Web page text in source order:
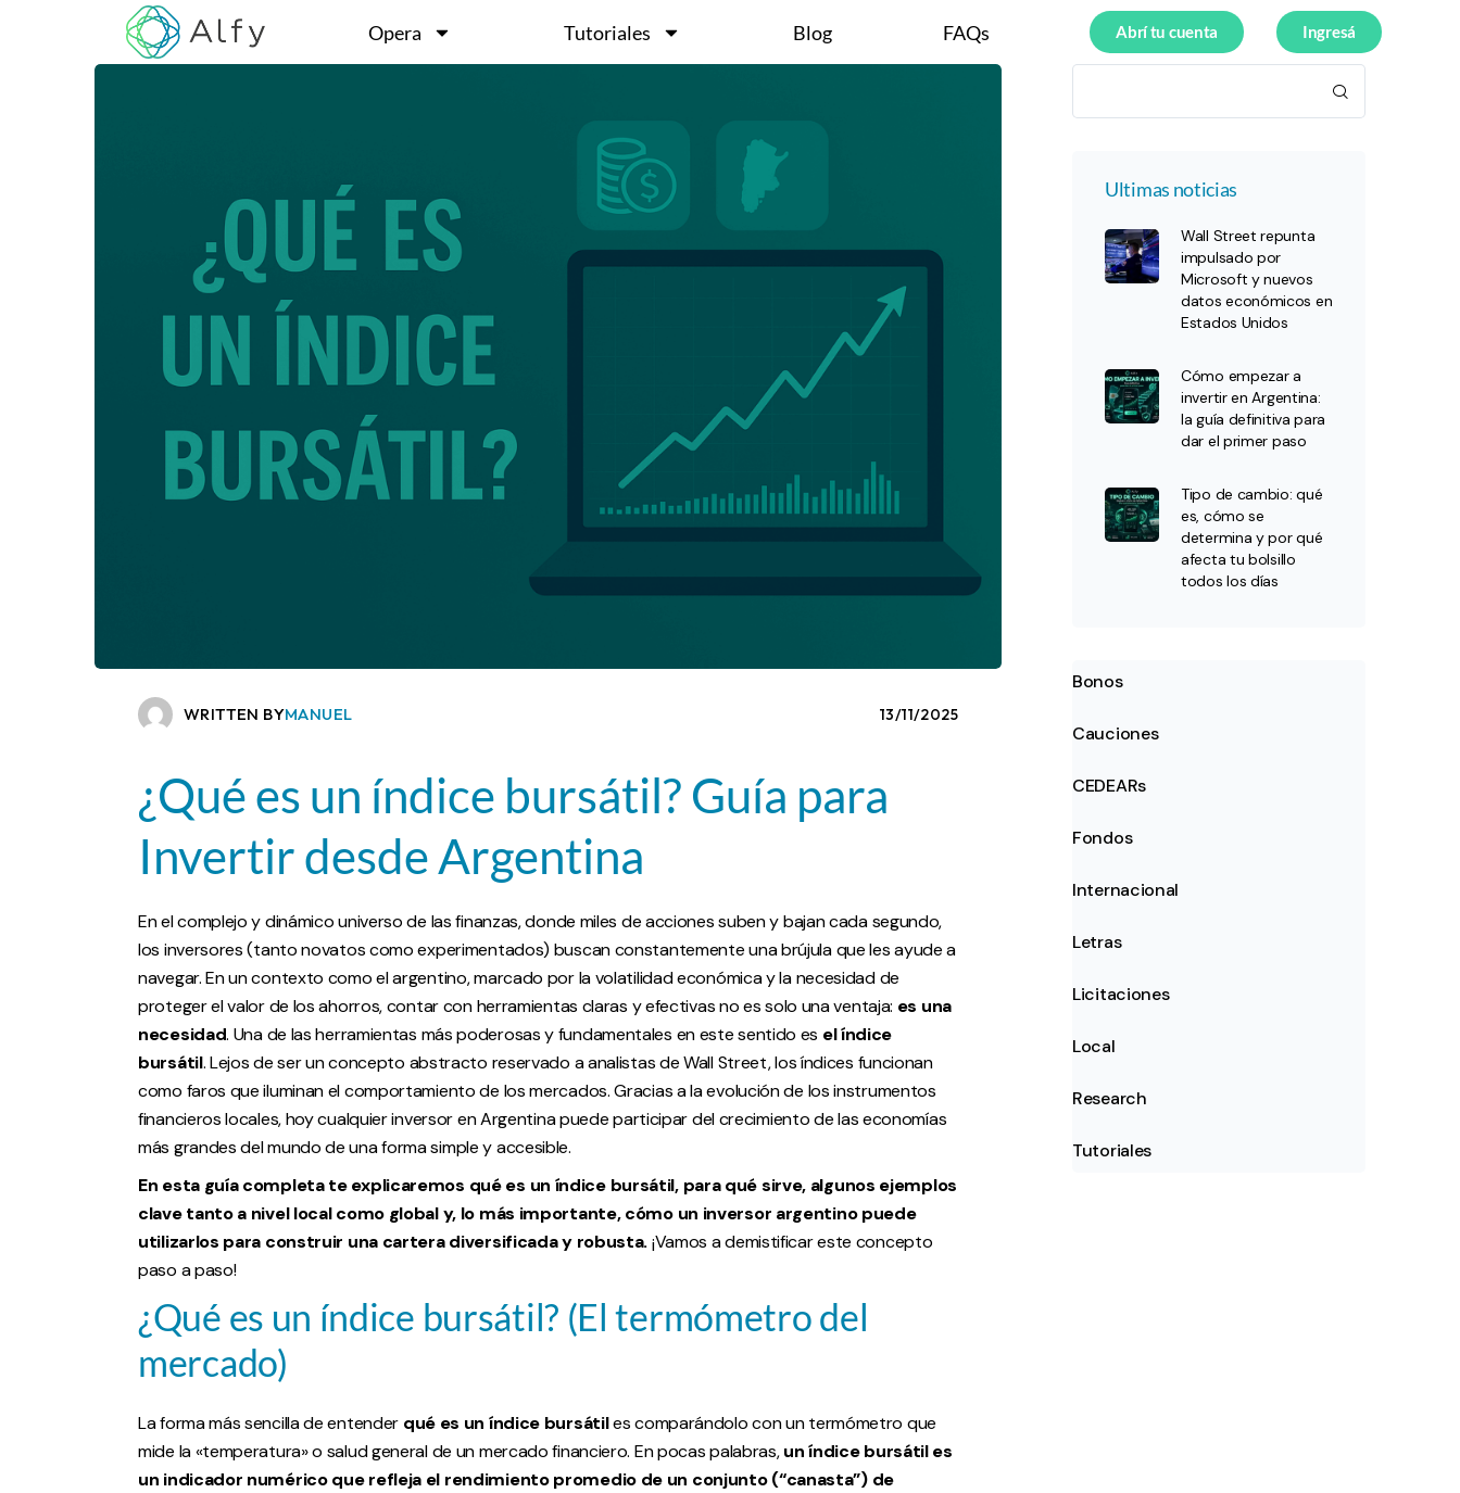
Opera Tutoriales Blog FAQs Abrí tu cuenta Ingresá
WRITTEN BYMANUEL 13/11/2025
¿Qué es un índice bursátil? Guía para
Invertir desde Argentina
En el complejo y dinámico universo de las finanzas, donde miles de acciones suben y bajan cada segundo,
los inversores (tanto novatos como experimentados) buscan constantemente una brújula que les ayude a
navegar. En un contexto como el argentino, marcado por la volatilidad económica y la necesidad de
proteger el valor de los ahorros, contar con herramientas claras y efectivas no es solo una ventaja: es una
necesidad. Una de las herramientas más poderosas y fundamentales en este sentido es el índice
bursátil. Lejos de ser un concepto abstracto reservado a analistas de Wall Street, los índices funcionan
como faros que iluminan el comportamiento de los mercados. Gracias a la evolución de los instrumentos
financieros locales, hoy cualquier inversor en Argentina puede participar del crecimiento de las economías
más grandes del mundo de una forma simple y accesible.
En esta guía completa te explicaremos qué es un índice bursátil, para qué sirve, algunos ejemplos
clave tanto a nivel local como global y, lo más importante, cómo un inversor argentino puede
utilizarlos para construir una cartera diversificada y robusta.¡Vamos a demistificar este concepto
paso a paso!
¿Qué es un índice bursátil? (El termómetro del
mercado)
La forma más sencilla de entender qué es un índice bursátiles comparándolo con un termómetro que
mide la «temperatura» o salud general de un mercado financiero. En pocas palabras,un índice bursátil es
un indicador numérico que refleja el rendimiento promedio de un conjunto (“canasta”) de
Ultimas noticias
Wall Street repunta
impulsado por
Microsoft y nuevos
datos económicos en
Estados Unidos
Cómo empezar a
invertir en Argentina:
la guía definitiva para
dar el primer paso
Tipo de cambio: qué
es, cómo se
determina y por qué
afecta tu bolsillo
todos los días
Bonos
Cauciones
CEDEARs
Fondos
Internacional
Letras
Licitaciones
Local
Research
Tutoriales